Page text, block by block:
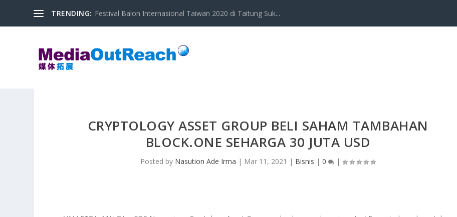
TRENDING: Festival Balon Internasional Taiwan 2020 di Taitung Suk...
CRYPTOLOGY ASSET GROUP BELI SAHAM TAMBAHAN
BLOCK.ONE SEHARGA 30 JUTA USD
Posted by Nasution Ade Irma | Mar 11, 2021 | Bisnis |0 |